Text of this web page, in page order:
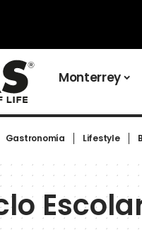
Monterrey
Gastronomía Lifestyle